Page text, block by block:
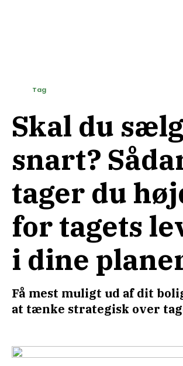
Skal du
snart?
tager du
for tagets
i dine
Få mest muligt ud af dit
at tænke strategisk over
Tag